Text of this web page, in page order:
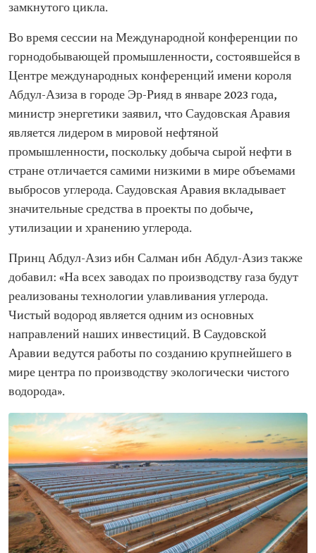
замкнутого цикла.
Во время сессии на Международной конференции по
горнодобывающей промышленности, состоявшейся в
Центре международных конференций имени короля
Абдул-Азиза в городе Эр-Рияд в январе 2023 года,
министр энергетики заявил, что Саудовская Аравия
является лидером в мировой нефтяной
промышленности, поскольку добыча сырой нефти в
стране отличается самими низкими в мире объемами
выбросов углерода. Саудовская Аравия вкладывает
значительные средства в проекты по добыче,
утилизации и хранению углерода.
Принц Абдул-Азиз ибн Салман ибн Абдул-Азиз также
добавил: «На всех заводах по производству газа будут
реализованы технологии улавливания углерода.
Чистый водород является одним из основных
направлений наших инвестиций. В Саудовской
Аравии ведутся работы по созданию крупнейшего в
мире центра по производству экологически чистого
водорода».